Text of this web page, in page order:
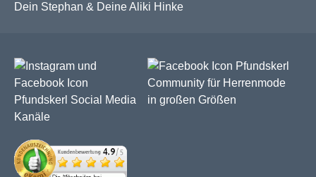
Dein Stephan & Deine Aliki Hinke